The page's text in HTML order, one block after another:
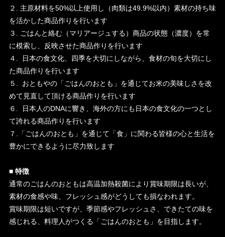
２. 主原材料を50%以上使用し（肉類は49.9%以内）素材の持ち味
を活かした商品作りを行います
３. ごはんと絡む（マリアージュする）商品の状態（濃度）を常
に模索し、反映させた商品作りを行います
４. 日本の食文化、四季を大切にしながら、食材の旬を大切にし
た商品作りを行います
５. おともやの「ごはんのおとも」を通じてお米の美味しさを改
めて見直して頂ける商品作りを行います
６. 日本人のDNAに響き、海外の方にも日本の食文化の一つとし
て誇れる商品作りを行います
７.「ごはんのおとも」を通じて「食」に関わる皆様の心と生活を
豊かにできるように尽力致します
■ 特徴
通常のごはんのおともは高温加熱殺菌により賞味期限は長いが、
素材の食感や味、フレッシュ感がどうしても損なわれます。
賞味期限は短いですが、季節感やフレッシュさ、できたての味を
感じれる、料理人がつくる「ごはんのおとも」を目指します。